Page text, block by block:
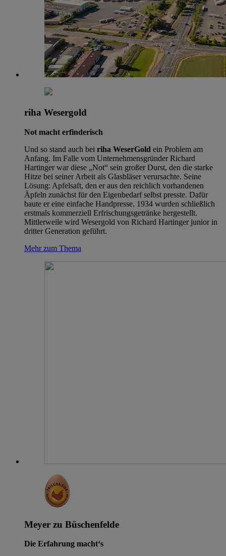
riha Wesergold
Not macht erfinderisch
Und so stand auch bei riha WeserGold ein Problem am
Anfang. Im Falle vom Unternehmensgründer Richard
Hartinger war diese „Not“ sein großer Durst, den die starke
Hitze bei seiner Arbeit als Glasbläser verursachte. Seine
Lösung: Apfelsaft, den er aus den reichlich vorhandenen
Äpfeln zunächst für den Eigenbedarf selbst presste. Dafür
baute er eine einfache Handpresse. 1934 wurden schließlich
erstmals kommerziell Erfrischungsgetränke hergestellt.
Mittlerweile wird Wesergold von Richard Hartinger junior in
dritter Generation geführt.
Mehr zum Thema
Meyer zu Büschenfelde
Die Erfahrung macht‘s